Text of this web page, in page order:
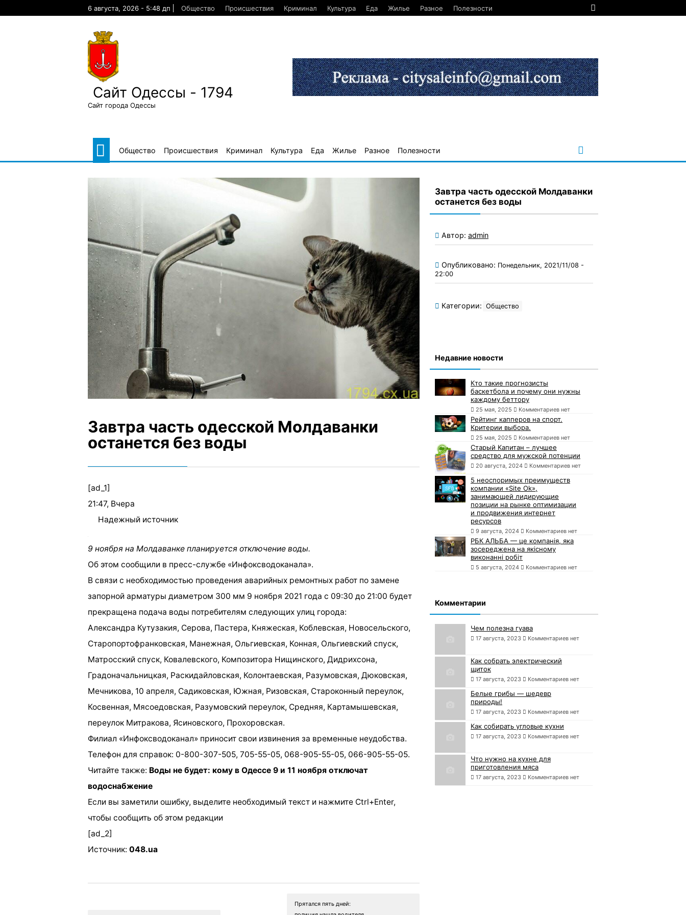
6 августа, 2026 - 5:48 дп Общество Происшествия Криминал Культура Еда Жилье Разное Полезности
Сайт Одессы - 1794
Сайт города Одессы
Общество Происшествия Криминал Культура Еда Жилье Разное Полезности
Завтра часть одесской Молдаванки
останется без воды
[ad_1]
21:47, Вчера
Надежный источник
9 ноября на Молдаванке планируется отключение воды.
Об этом сообщили в пресс-службе «Инфоксводоканала».
В связи с необходимостью проведения аварийных ремонтных работ по замене
запорной арматуры диаметром 300 мм 9 ноября 2021 года с 09:30 до 21:00 будет
прекращена подача воды потребителям следующих улиц города:
Александра Кутузакия, Серова, Пастера, Княжеская, Коблевская, Новосельского,
Старопортофранковская, Манежная, Ольгиевская, Конная, Ольгиевский спуск,
Матросский спуск, Ковалевского, Композитора Нищинского, Дидрихсона,
Градоначальницкая, Раскидайловская, Колонтаевская, Разумовская, Дюковская,
Мечникова, 10 апреля, Садиковская, Южная, Ризовская, Староконный переулок,
Косвенная, Мясоедовская, Разумовский переулок, Средняя, Картамышевская,
переулок Митракова, Ясиновского, Прохоровская.
Филиал «Инфоксводоканал» приносит свои извинения за временные неудобства.
Телефон для справок: 0-800-307-505, 705-55-05, 068-905-55-05, 066-905-55-05.
Читайте также: Воды не будет: кому в Одессе 9 и 11 ноября отключат
водоснабжение
Если вы заметили ошибку, выделите необходимый текст и нажмите Ctrl+Enter,
чтобы сообщить об этом редакции
[ad_2]
Источник: 048.ua
Прятался пять дней:
Завтра часть одесской Молдаванки
останется без воды
Автор: admin
Опубликовано: Понедельник, 2021/11/08 -
22:00
Категории: Общество
Недавние новости
Кто такие прогнозисты
баскетбола и почему они нужны
каждому беттору
25 мая, 2025 Комментариев нет
Рейтинг капперов на спорт.
Критерии выбора.
25 мая, 2025 Комментариев нет
Старый Капитан – лучшее
средство для мужской потенции
20 августа, 2024 Комментариев нет
5 неоспоримых преимуществ
компании «Site Ok»,
занимающей лидирующие
позиции на рынке оптимизации
и продвижения интернет
ресурсов
9 августа, 2024 Комментариев нет
РБК АЛЬБА — це компанія, яка
зосереджена на якісному
виконанні робіт
5 августа, 2024 Комментариев нет
Комментарии
Чем полезна гуава
17 августа, 2023 Комментариев нет
Как собрать электрический
щиток
17 августа, 2023 Комментариев нет
Белые грибы — шедевр
природы!
17 августа, 2023 Комментариев нет
Как собирать угловые кухни
17 августа, 2023 Комментариев нет
Что нужно на кухне для
приготовления мяса
17 августа, 2023 Комментариев нет